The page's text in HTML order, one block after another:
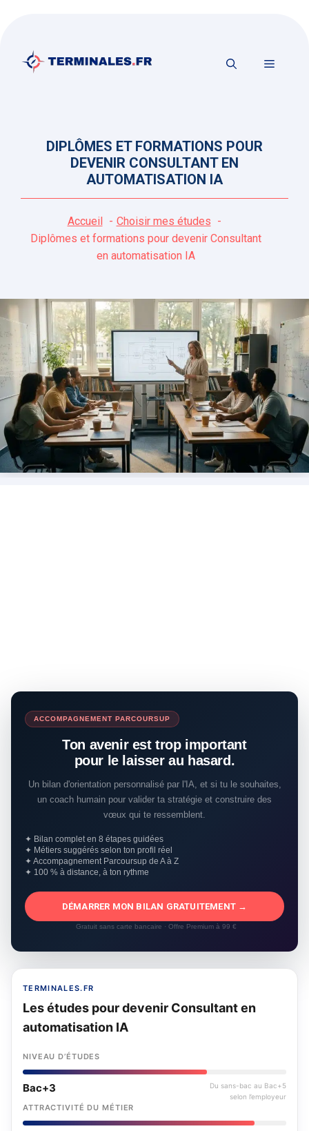
contenu
MENU
DIPLÔMES ET FORMATIONS POUR
DEVENIR CONSULTANT EN
AUTOMATISATION IA
Accueil
Choisir mes études
Diplômes et formations pour devenir Consultant
en automatisation IA
ACCOMPAGNEMENT PARCOURSUP
Ton avenir est trop important
pour le laisser au hasard.
Un bilan d'orientation personnalisé par l'IA, et si tu le souhaites,
un coach humain pour valider ta stratégie et construire des
vœux qui te ressemblent.
✦ Bilan complet en 8 étapes guidées
✦ Métiers suggérés selon ton profil réel
✦ Accompagnement Parcoursup de A à Z
✦ 100 % à distance, à ton rythme
DÉMARRER MON BILAN GRATUITEMENT →
Gratuit sans carte bancaire · Offre Premium à 99 €
TERMINALES.FR
Les études pour devenir Consultant en
automatisation IA
NIVEAU D’ÉTUDES
Bac+3
Du sans-bac au Bac+5
selon l’employeur
ATTRACTIVITÉ DU MÉTIER